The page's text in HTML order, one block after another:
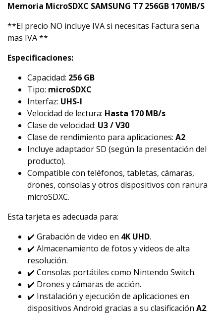
Memoria MicroSDXC SAMSUNG T7 256GB 170MB/S
**El precio NO incluye IVA si necesitas Factura seria
mas IVA **
Especificaciones:
Capacidad: 256 GB
Tipo: microSDXC
Interfaz: UHS-I
Velocidad de lectura: Hasta 170 MB/s
Clase de velocidad: U3 / V30
Clase de rendimiento para aplicaciones: A2
Incluye adaptador SD (según la presentación del
producto).
Compatible con teléfonos, tabletas, cámaras,
drones, consolas y otros dispositivos con ranura
microSDXC.
Esta tarjeta es adecuada para:
✔️ Grabación de video en 4K UHD.
✔️ Almacenamiento de fotos y videos de alta
resolución.
✔️ Consolas portátiles como Nintendo Switch.
✔️ Drones y cámaras de acción.
✔️ Instalación y ejecución de aplicaciones en
dispositivos Android gracias a su clasificación A2.